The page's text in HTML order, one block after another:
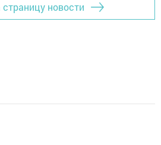
страницу новости